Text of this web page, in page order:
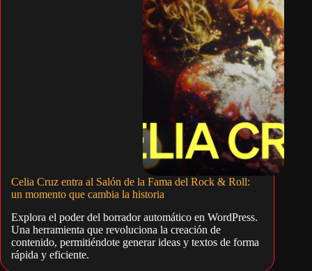
Celia Cruz entra al Salón de la Fama del Rock & Roll:
un momento que cambia la historia
Explora el poder del borrador automático en WordPress.
Una herramienta que revoluciona la creación de
contenido, permitiéndote generar ideas y textos de forma
rápida y eficiente.